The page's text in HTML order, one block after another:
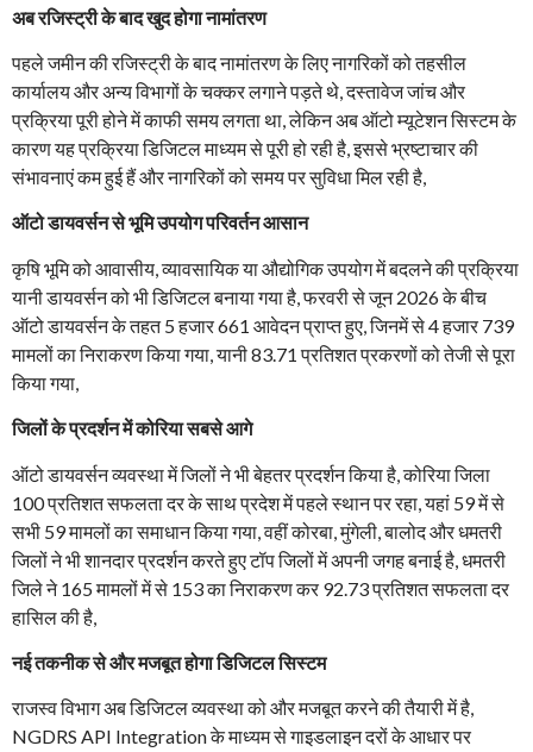
अब रजिस्ट्री के बाद खुद होगा नामांतरण
पहले जमीन की रजिस्ट्री के बाद नामांतरण के लिए नागरिकों को तहसील
कार्यालय और अन्य विभागों के चक्कर लगाने पड़ते थे, दस्तावेज जांच और
प्रक्रिया पूरी होने में काफी समय लगता था, लेकिन अब ऑटो म्यूटेशन सिस्टम के
कारण यह प्रक्रिया डिजिटल माध्यम से पूरी हो रही है, इससे भ्रष्टाचार की
संभावनाएं कम हुई हैं और नागरिकों को समय पर सुविधा मिल रही है,
ऑटो डायवर्सन से भूमि उपयोग परिवर्तन आसान
कृषि भूमि को आवासीय, व्यावसायिक या औद्योगिक उपयोग में बदलने की प्रक्रिया
यानी डायवर्सन को भी डिजिटल बनाया गया है, फरवरी से जून 2026 के बीच
ऑटो डायवर्सन के तहत 5 हजार 661 आवेदन प्राप्त हुए, जिनमें से 4 हजार 739
मामलों का निराकरण किया गया, यानी 83.71 प्रतिशत प्रकरणों को तेजी से पूरा
किया गया,
जिलों के प्रदर्शन में कोरिया सबसे आगे
ऑटो डायवर्सन व्यवस्था में जिलों ने भी बेहतर प्रदर्शन किया है, कोरिया जिला
100 प्रतिशत सफलता दर के साथ प्रदेश में पहले स्थान पर रहा, यहां 59 में से
सभी 59 मामलों का समाधान किया गया, वहीं कोरबा, मुंगेली, बालोद और धमतरी
जिलों ने भी शानदार प्रदर्शन करते हुए टॉप जिलों में अपनी जगह बनाई है, धमतरी
जिले ने 165 मामलों में से 153 का निराकरण कर 92.73 प्रतिशत सफलता दर
हासिल की है,
नई तकनीक से और मजबूत होगा डिजिटल सिस्टम
राजस्व विभाग अब डिजिटल व्यवस्था को और मजबूत करने की तैयारी में है,
NGDRS API Integration के माध्यम से गाइडलाइन दरों के आधार पर